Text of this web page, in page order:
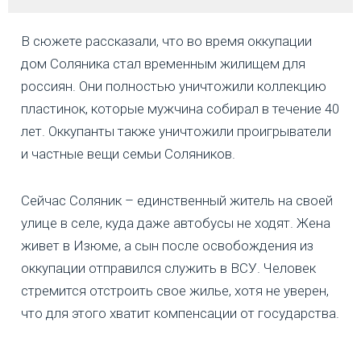
В сюжете рассказали, что во время оккупации
дом Соляника стал временным жилищем для
россиян. Они полностью уничтожили коллекцию
пластинок, которые мужчина собирал в течение 40
лет. Оккупанты также уничтожили проигрыватели
и частные вещи семьи Соляников.
Сейчас Соляник – единственный житель на своей
улице в селе, куда даже автобусы не ходят. Жена
живет в Изюме, а сын после освобождения из
оккупации отправился служить в ВСУ. Человек
стремится отстроить свое жилье, хотя не уверен,
что для этого хватит компенсации от государства.